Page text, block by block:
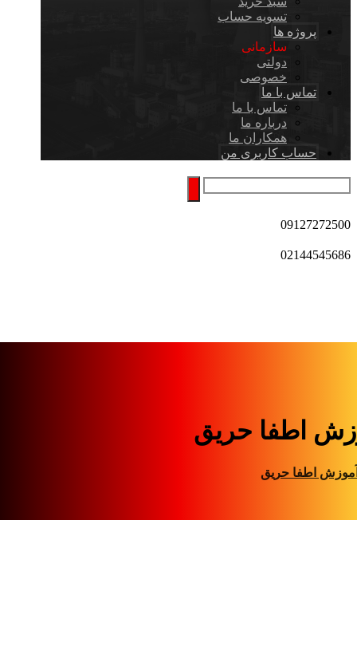
تسویه حساب
پروژه ها
سازمانی
دولتی
خصوصی
تماس با ما
تماس با ما
درباره ما
همکاران ما
حساب کاربری من
09127272500
02144545686
اطفا حریق
اطفا حریق